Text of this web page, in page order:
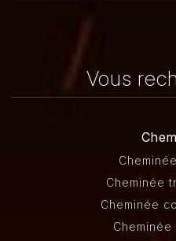
Vous
Cheminée
Cheminée